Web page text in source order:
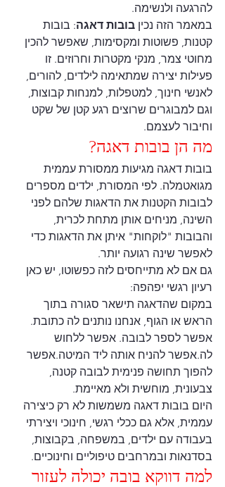
להרגעה ולנשימה.
במאמר הזה נכין בובות דאגה: בובות
קטנות, פשוטות ומקסימות, שאפשר להכין
מחוטי צמר, מנקי מקטרות וחרוזים. זו
פעילות יצירה שמתאימה לילדים, להורים,
לאנשי חינוך, למטפלות, למנחות קבוצות,
וגם למבוגרים שרוצים רגע קטן של שקט
וחיבור לעצמם.
מה הן בובות דאגה?
בובות דאגה מגיעות ממסורת עממית
מגואטמלה. לפי המסורת, ילדים מספרים
לבובות הקטנות את הדאגות שלהם לפני
השינה, מניחים אותן מתחת לכרית,
והבובות "לוקחות" איתן את הדאגות כדי
לאפשר שינה רגועה יותר.
גם אם לא מתייחסים לזה כפשוטו, יש כאן
רעיון רגשי יפהפה:
במקום שהדאגה תישאר סגורה בתוך
הראש או הגוף, אנחנו נותנים לה כתובת.
אפשר לספר לבובה. אפשר ללחוש
לה.אפשר להניח אותה ליד המיטה.אפשר
להפוך תחושה פנימית לבובה קטנה,
צבעונית, מוחשית ולא מאיימת.
היום בובות דאגה משמשות לא רק כיצירה
עממית, אלא גם ככלי רגשי, חינוכי ויצירתי
בעבודה עם ילדים, במשפחה, בקבוצות,
בסדנאות ובמרחבים טיפוליים וחינוכיים.
למה דווקא בובה יכולה לעזור